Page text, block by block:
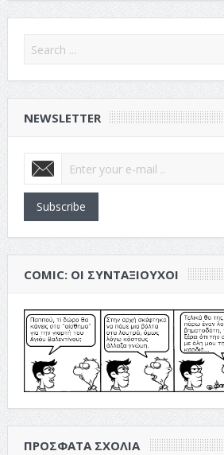
NEWSLETTER
Subscribe
COMIC: ΟΙ ΣΥΝΤΑΞΙΟΎΧΟΙ
ΠΡΌΣΦΑΤΑ ΣΧΌΛΙΑ